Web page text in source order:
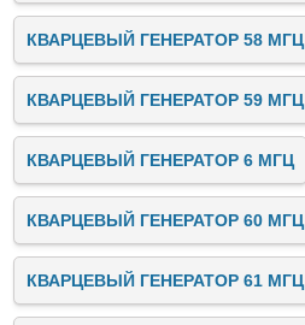
КВАРЦЕВЫЙ ГЕНЕРАТОР 58 МГЦ
КВАРЦЕВЫЙ ГЕНЕРАТОР 59 МГЦ
КВАРЦЕВЫЙ ГЕНЕРАТОР 6 МГЦ
КВАРЦЕВЫЙ ГЕНЕРАТОР 60 МГЦ
КВАРЦЕВЫЙ ГЕНЕРАТОР 61 МГЦ